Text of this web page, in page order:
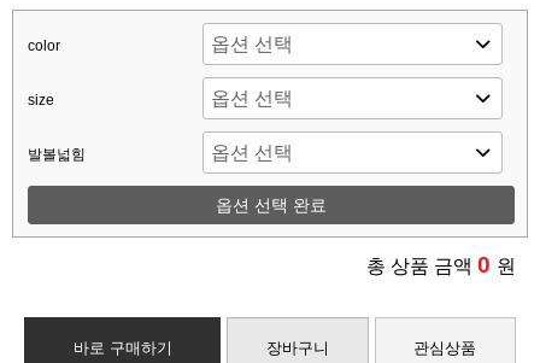
color
size
발볼넓힘
옵션 선택 완료
총 상품 금액 0 원
바로 구매하기 장바구니 관심상품